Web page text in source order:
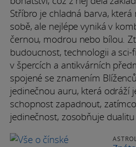
Stříbro je chladná barva,
sobě, ale nejlépe vyniká v
černou, modrou nebo bílou.
budoucnost, technologii a sci-
v špercích a antikvárních
spojené se znamením
jedinečnou auru, která odráží
schopnost zapadnout,
jedinečnost, zosobňuje